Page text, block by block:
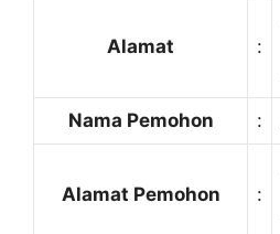
Alamat :
Nama Pemohon :
Alamat Pemohon :